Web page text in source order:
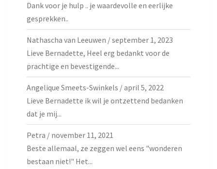
Dank voor je hulp .. je waardevolle en eerlijke
gesprekken..
Nathascha van Leeuwen /september 1, 2023
Lieve Bernadette, Heel erg bedankt voor de
prachtige en bevestigende...
Angelique Smeets-Swinkels /april 5, 2022
Lieve Bernadette ik wil je ontzettend bedanken
dat je mij...
Petra / november 11, 2021
Beste allemaal, ze zeggen wel eens "wonderen
bestaan niet!" Het...